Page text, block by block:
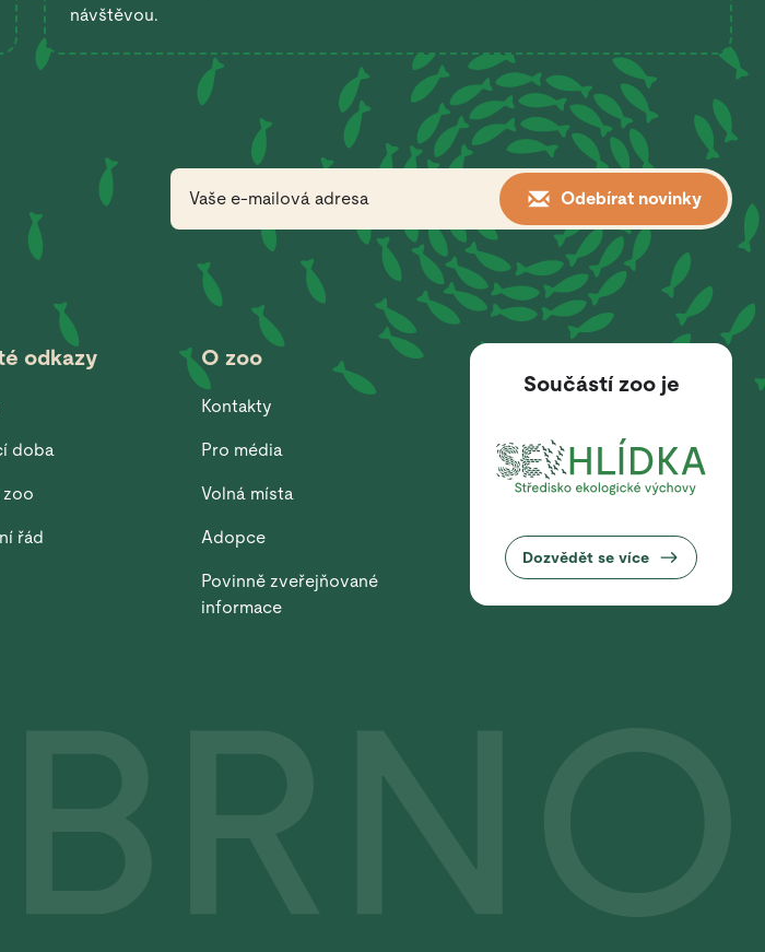
návštěvou.
Odebírat novinky
odkazy
doba
zoo
řád
O zoo
Kontakty
Pro média
Volná místa
Adopce
Povinně zveřejňované
informace
Součástí zoo je
Dozvědět se více